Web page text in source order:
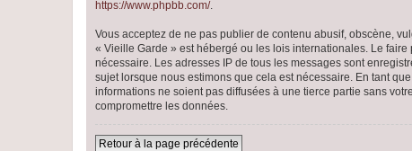
https://www.phpbb.com/.
Vous acceptez de ne pas publier de contenu abusif, obscène,
« Vieille Garde » est hébergé ou les lois internationales. Le
nécessaire. Les adresses IP de tous les messages sont
sujet lorsque nous estimons que cela est nécessaire. En tant
informations ne soient pas diffusées à une tierce partie sans
compromettre les données.
Retour à la page précédente